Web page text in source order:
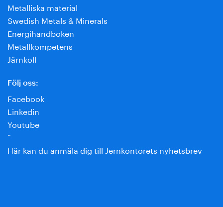
Metalliska material
Swedish Metals & Minerals
Energihandboken
Metallkompetens
Järnkoll
Följ oss:
Facebook
Linkedin
Youtube
¨
Här kan du anmäla dig till Jernkontorets nyhetsbrev